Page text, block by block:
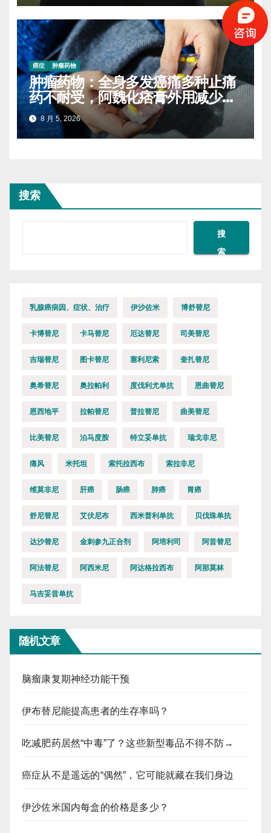
癌症 肿瘤药物
肿瘤药物：全身多发癌痛多种止痛
药不耐受，阿魏化痞膏外用减少口
服药量的实操案例
8 月 5, 2026
搜索
搜
索
乳腺癌病因、症状、治疗 伊沙佐米 博舒替尼
卡博替尼 卡马替尼 厄达替尼 司美替尼
吉瑞替尼 图卡替尼 塞利尼索 奎扎替尼
奥希替尼 奥拉帕利 度伐利尤单抗 恩曲替尼
恩西地平 拉帕替尼 普拉替尼 曲美替尼
比美替尼 泊马度胺 特立妥单抗 瑞戈非尼
痛风 米托坦 索托拉西布 索拉非尼
维莫非尼 肝癌 肠癌 肺癌 胃癌
舒尼替尼 艾伏尼布 西米普利单抗 贝伐珠单抗
达沙替尼 金刺参九正合剂 阿培利司 阿昔替尼
阿法替尼 阿西米尼 阿达格拉西布 阿那莫林
马吉妥昔单抗
随机文章
脑瘤康复期神经功能干预
伊布替尼能提高患者的生存率吗？
吃减肥药居然“中毒”了？这些新型毒品不得不防→
癌症从不是遥远的“偶然”，它可能就藏在我们身边
伊沙佐米国内每盒的价格是多少？